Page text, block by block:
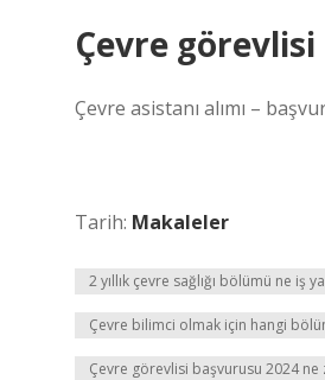
Çevre
Çevre asistanı alımı –
Tarih: Makaleler
2 yıllık çevre sağlığı bölümü ne iş
Çevre bilimci olmak için hangi
Çevre görevlisi başvurusu 2024 ne